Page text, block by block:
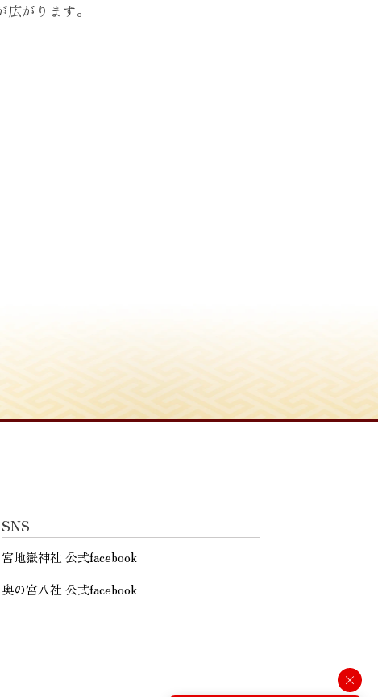
がります。
SNS
宮地嶽神社 公式facebook
奥の宮八社 公式facebook
×